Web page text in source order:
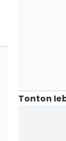
Tonton